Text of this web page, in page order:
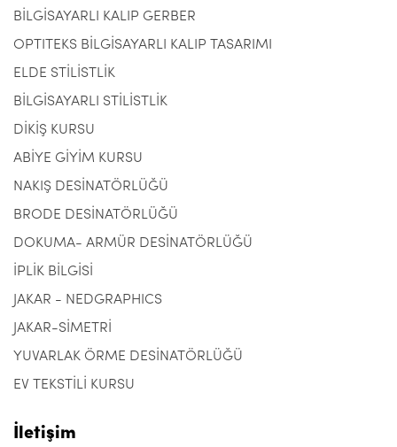
BİLGİSAYARLI KALIP GERBER
OPTITEKS BİLGİSAYARLI KALIP TASARIMI
ELDE STİLİSTLİK
BİLGİSAYARLI STİLİSTLİK
DİKİŞ KURSU
ABİYE GİYİM KURSU
NAKIŞ DESİNATÖRLÜĞÜ
BRODE DESİNATÖRLÜĞÜ
DOKUMA- ARMÜR DESİNATÖRLÜĞÜ
İPLİK BİLGİSİ
JAKAR - NEDGRAPHICS
JAKAR-SİMETRİ
YUVARLAK ÖRME DESİNATÖRLÜĞÜ
EV TEKSTİLİ KURSU
İletişim